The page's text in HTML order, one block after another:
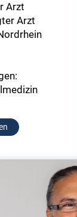
Arzt
Arzt